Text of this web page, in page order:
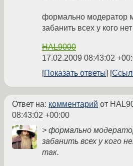
формально модератор
забанить всех у кого
HAL9000
17.02.2009 08:43:02
Показать ответы
Ответ на: комментарий от
08:43:02 +00:00
> формально
забанить всех у кого
так.